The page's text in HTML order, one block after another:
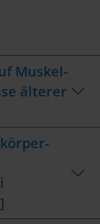
Muskel-
älterer